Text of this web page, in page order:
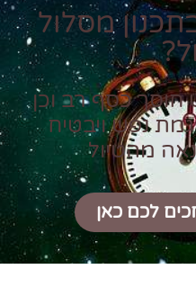
מסלול
חוסך כסף רב וכן
נפש ויבטיח
מהטיול
לכם כאן